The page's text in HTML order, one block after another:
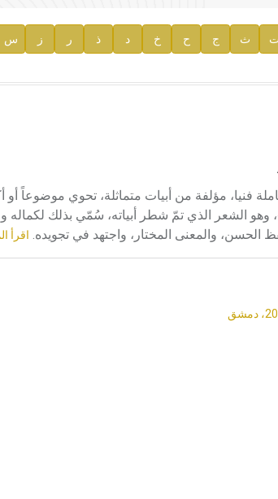
ت ث ج ح خ د ذ ر ز س
فنيا، مؤلفة من أبيات متماثلة، تحوي موضوعاً أو
وهو الشعر الذي تمّ شطر أبياته، سُمّي بذلك
الحسن، والمعنى المختار، واجتهد في تجويده. اقرأ